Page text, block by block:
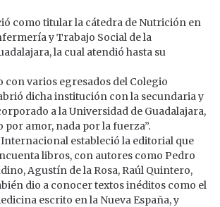
como titular la cátedra de Nutrición en
y Trabajo Social de la
la cual atendió hasta su
con varios egresados del Colegio
dicha institución con la secundaria y
a la Universidad de Guadalajara,
por amor, nada por la fuerza”.
Internacional estableció la editorial que
libros, con autores como Pedro
Agustín de la Rosa, Raúl Quintero,
dio a conocer textos inéditos como el
escrito en la Nueva España, y